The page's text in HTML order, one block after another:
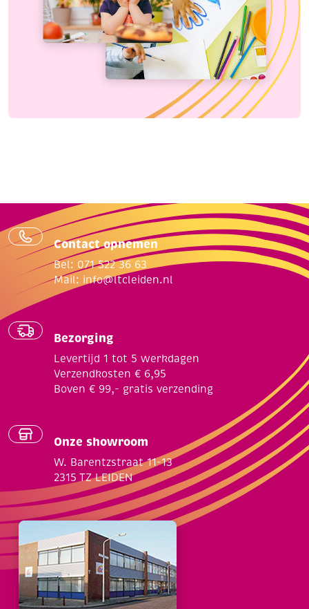
Contact opnemen
Bel: 071 522 36 63
Mail: info@ltcleiden.nl
Bezorging
Levertijd 1 tot 5 werkdagen
Verzendkosten € 6,95
Boven € 99,- gratis verzending
Onze showroom
W. Barentzstraat 11-13
2315 TZ LEIDEN